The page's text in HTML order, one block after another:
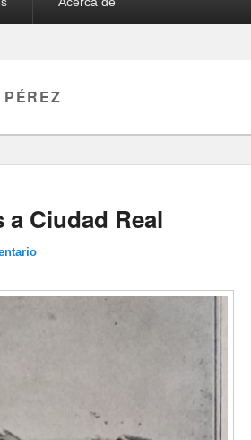
Ciudad Real